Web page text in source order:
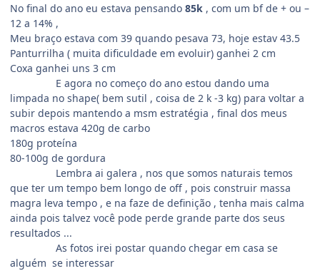
No final do ano eu estava pensando 85k , com um bf de + ou –
12 a 14% ,
Meu braço estava com 39 quando pesava 73, hoje estav 43.5
Panturrilha ( muita dificuldade em evoluir) ganhei 2 cm
Coxa ganhei uns 3 cm
E agora no começo do ano estou dando uma
limpada no shape( bem sutil , coisa de 2 k -3 kg) para voltar a
subir depois mantendo a msm estratégia , final dos meus
macros estava 420g de carbo
180g proteína
80-100g de gordura
Lembra ai galera , nos que somos naturais temos
que ter um tempo bem longo de off , pois construir massa
magra leva tempo , e na faze de definição , tenha mais calma
ainda pois talvez você pode perde grande parte dos seus
resultados ...
As fotos irei postar quando chegar em casa se
alguém se interessar